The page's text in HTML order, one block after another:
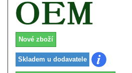
Nové zboží
Skladem u dodavatele